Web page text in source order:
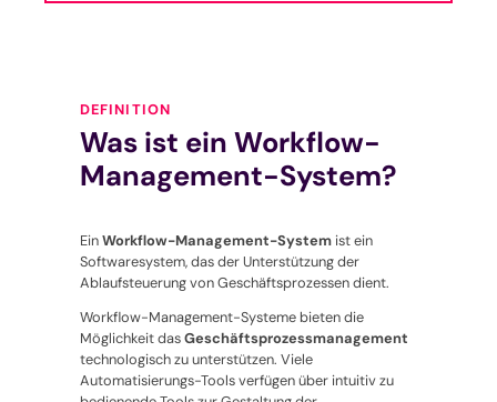
DEFINITION
Was ist ein Workflow-
Management-System?
EinWorkflow-Management-System ist ein
Softwaresystem, das der Unterstützung der
Ablaufsteuerung von Geschäftsprozessen dient.
Workflow-Management-Systeme bieten die
Möglichkeit dasGeschäftsprozessmanagement
technologisch zu unterstützen. Viele
Automatisierungs-Tools verfügen über intuitiv zu